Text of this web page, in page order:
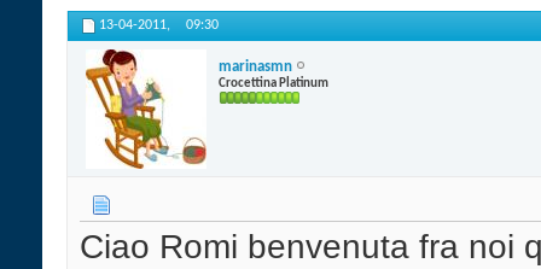
13-04-2011, 09:30
marinasmn
Crocettina Platinum
Ciao Romi benvenuta fra noi